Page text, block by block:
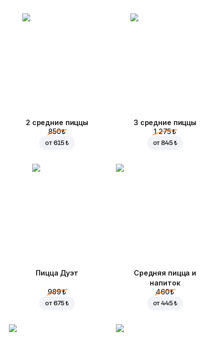
2 средние пиццы
850 ₺
от 615 ₺
3 средние пиццы
1 275 ₺
от845 ₺
Пицца Дуэт
989 ₺
от 675 ₺
Средняя пицца и
напиток
460 ₺
от445 ₺